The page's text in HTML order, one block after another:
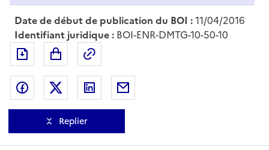
Date de début de publication du BOI :11/04/2016
Identifiant juridique : BOI-ENR-DMTG-10-50-10
Exporter le document au format pdf
Partager sur Facebook
Partager sur Twitter
Partager sur LinkedIn
Replier